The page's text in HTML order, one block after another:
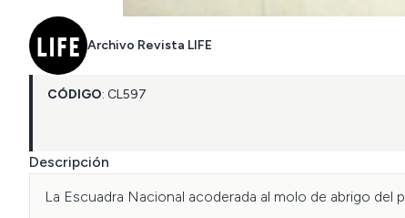
Archivo Revista LIFE
CÓDIGO: CL597
Descripción
La Escuadra Nacional acoderada al molo de abrigo